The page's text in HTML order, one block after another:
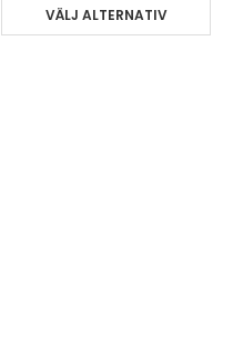
VÄLJ ALTERNATIV